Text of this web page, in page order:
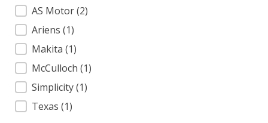
AS Motor(2)
Ariens (1)
Makita (1)
McCulloch (1)
Simplicity(1)
Texas (1)